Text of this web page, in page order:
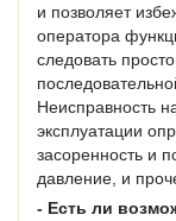
и позволяет
оператора
следовать
Неисправность
эксплуатации
засоренность и
давление, и
- Есть ли